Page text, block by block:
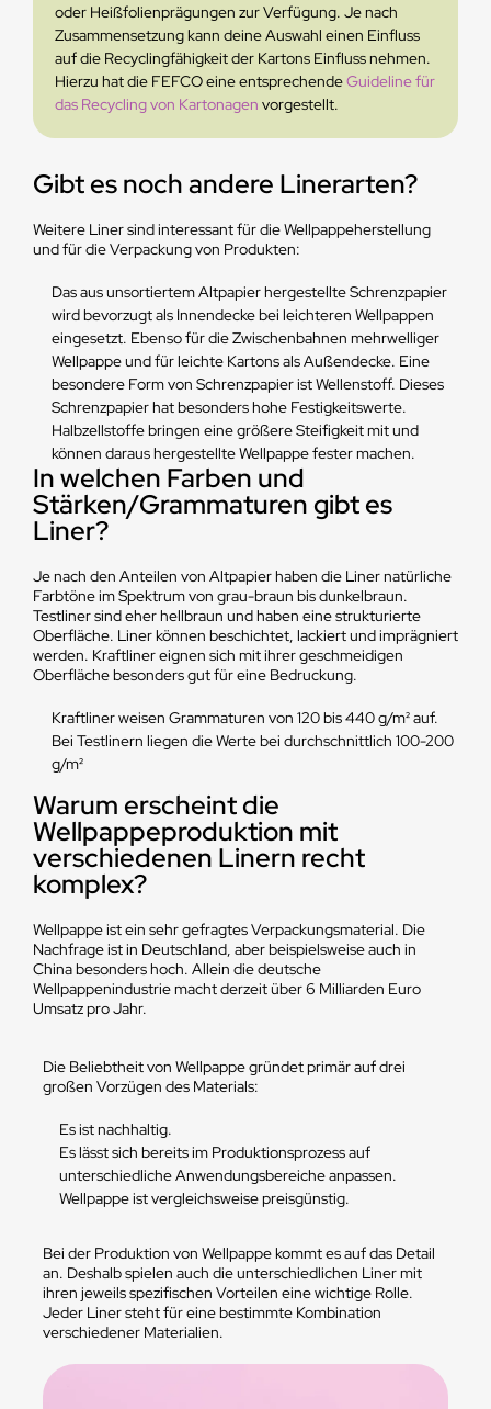
oder Heißfolienprägungen zur Verfügung. Je nach
Zusammensetzung kann deine Auswahl einen Einfluss
auf die Recyclingfähigkeit der Kartons Einfluss nehmen.
Hierzu hat die FEFCO eine entsprechendeGuideline für
das Recycling von Kartonagen vorgestellt.
Gibt es noch andere Linerarten?
Weitere Liner sind interessant für die Wellpappeherstellung
und für die Verpackung von Produkten:
Das aus unsortiertem Altpapier hergestellte Schrenzpapier
wird bevorzugt als Innendecke bei leichteren Wellpappen
eingesetzt. Ebenso für die Zwischenbahnen mehrwelliger
Wellpappe und für leichte Kartons als Außendecke. Eine
besondere Form von Schrenzpapier ist Wellenstoff. Dieses
Schrenzpapier hat besonders hohe Festigkeitswerte.
Halbzellstoffe bringen eine größere Steifigkeit mit und
können daraus hergestellte Wellpappe fester machen.
In welchen Farben und
Stärken/Grammaturen gibt es
Liner?
Je nach den Anteilen von Altpapier haben die Liner natürliche
Farbtöne im Spektrum von grau-braun bis dunkelbraun.
Testliner sind eher hellbraun und haben eine strukturierte
Oberfläche. Liner können beschichtet, lackiert und imprägniert
werden. Kraftliner eignen sich mit ihrer geschmeidigen
Oberfläche besonders gut für eine Bedruckung.
Kraftliner weisen Grammaturen von 120 bis 440 g/m² auf.
Bei Testlinern liegen die Werte bei durchschnittlich 100-200
g/m²
Warum erscheint die
Wellpappeproduktion mit
verschiedenen Linern recht
komplex?
Wellpappe ist ein sehr gefragtes Verpackungsmaterial. Die
Nachfrage ist in Deutschland, aber beispielsweise auch in
China besonders hoch. Allein die deutsche
Wellpappenindustrie macht derzeit über 6 Milliarden Euro
Umsatz pro Jahr.
Die Beliebtheit von Wellpappe gründet primär auf drei
großen Vorzügen des Materials:
Es ist nachhaltig.
Es lässt sich bereits im Produktionsprozess auf
unterschiedliche Anwendungsbereiche anpassen.
Wellpappe ist vergleichsweise preisgünstig.
Bei der Produktion von Wellpappe kommt es auf das Detail
an. Deshalb spielen auch die unterschiedlichen Liner mit
ihren jeweils spezifischen Vorteilen eine wichtige Rolle.
Jeder Liner steht für eine bestimmte Kombination
verschiedener Materialien.